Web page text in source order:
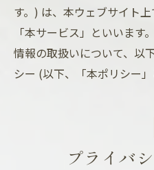
す。) は、本ウェブサイト
「本サービス」といいま
情報の取扱いについて、以
シー (以下、「本ポリシー
プライバ